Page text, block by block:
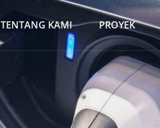
TENTANG KAMI PROYEK